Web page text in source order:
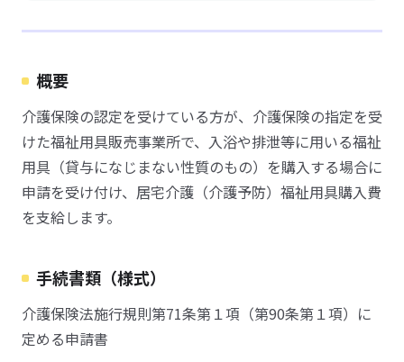
概要
介護保険の認定を受けている方が、介護保険の指定を受
けた福祉用具販売事業所で、入浴や排泄等に用いる福祉
用具（貸与になじまない性質のもの）を購入する場合に
申請を受け付け、居宅介護（介護予防）福祉用具購入費
を支給します。
手続書類（様式）
介護保険法施行規則第71条第１項（第90条第１項）に
定める申請書